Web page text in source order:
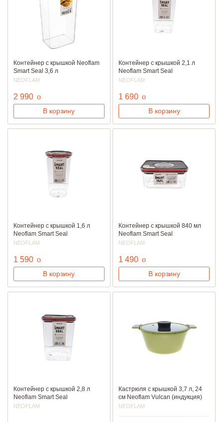
Контейнер с крышкой Neoflam
Smart Seal 3,6 л
NEOFLAM
2 990 руб.
o
В корзину
Контейнер с крышкой 2,1 л
Neoflam Smart Seal
NEOFLAM
1 690 руб.
o
В корзину
Контейнер с крышкой 1,6 л
Neoflam Smart Seal
NEOFLAM
1 590 руб.
o
В корзину
Контейнер с крышкой 840 мл
Neoflam Smart Seal
NEOFLAM
1 490 руб.
o
В корзину
Контейнер с крышкой 2,8 л
Neoflam Smart Seal
NEOFLAM
Кастрюля с крышкой 3,7 л, 24
см Neoflam Vulcan (индукция)
NEOFLAM